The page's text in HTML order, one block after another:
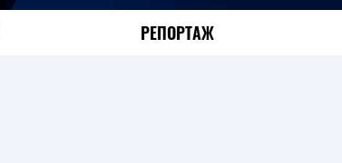
РЕПОРТАЖ